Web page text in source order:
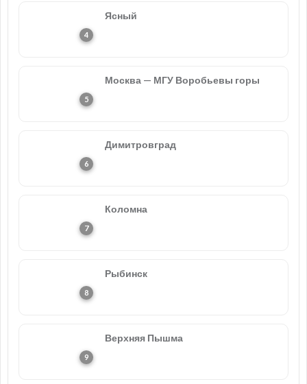
Ясный
Москва — МГУ Воробьевы горы
Димитровград
Коломна
Рыбинск
Верхняя Пышма